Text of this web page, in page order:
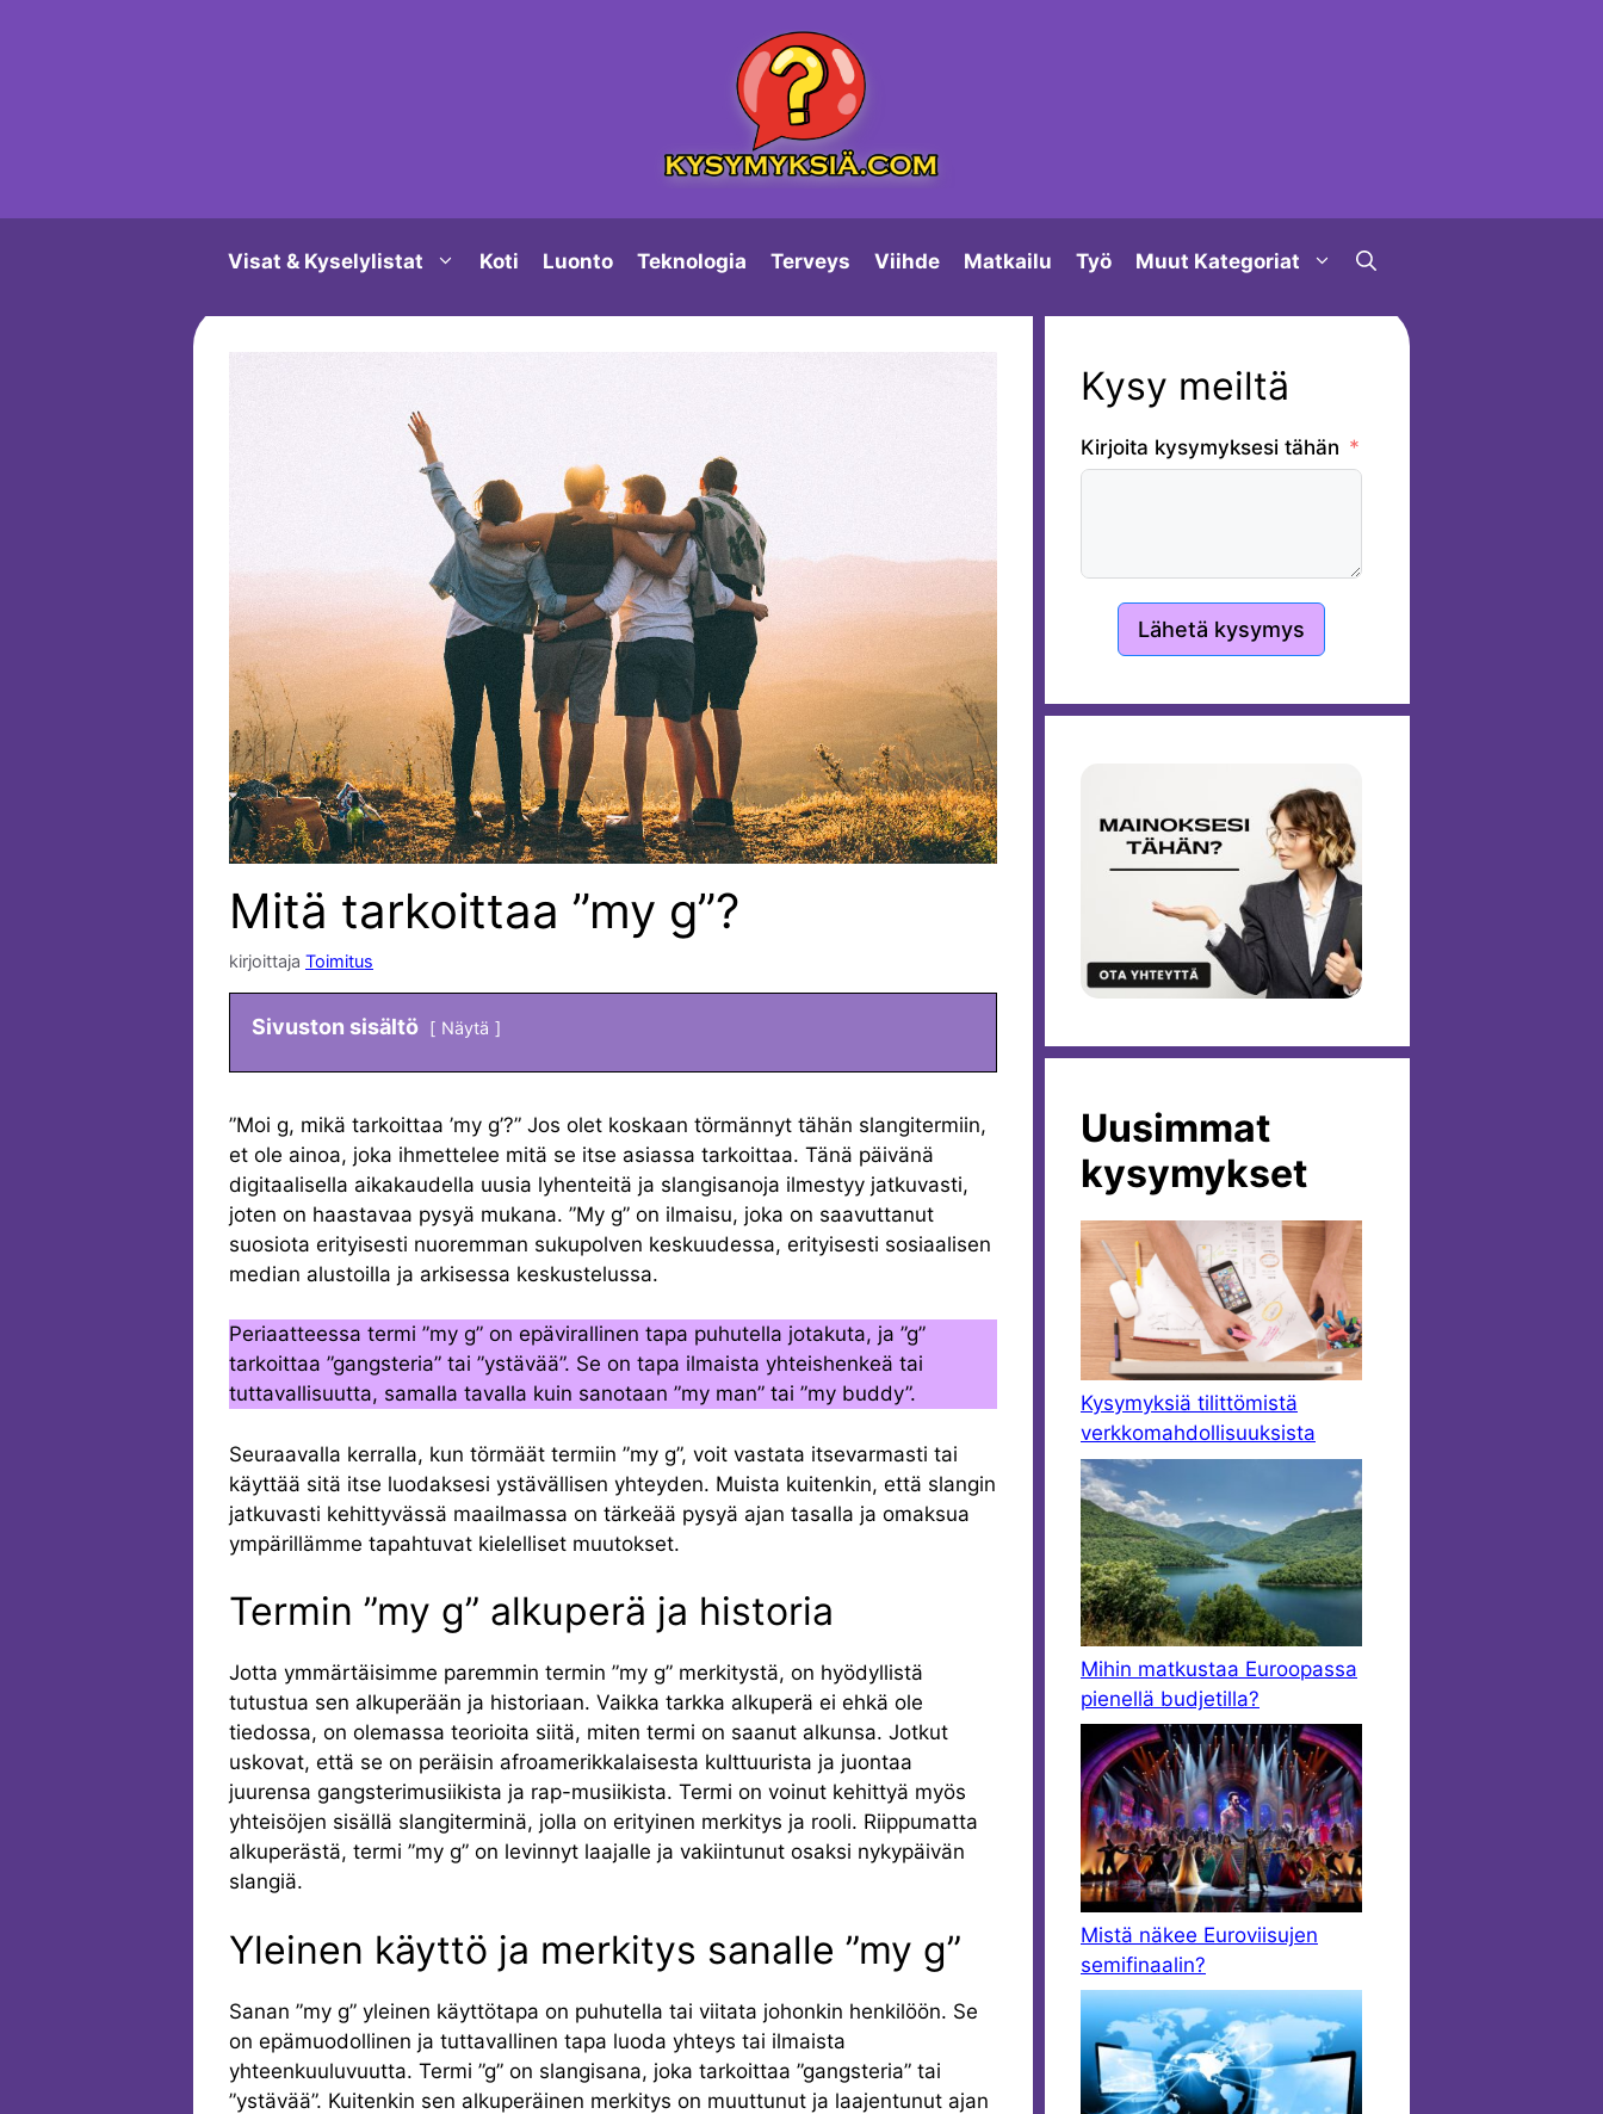
Visat & Kyselylistat Koti Luonto Teknologia Terveys Viihde Matkailu Työ Muut Kategoriat
Mitä tarkoittaa ”my g”?
kirjoittaja Toimitus
Sivuston sisältö Näytä
”Moi g, mikä tarkoittaa ’my g’?” Jos olet koskaan törmännyt tähän slangitermiin,
et ole ainoa, joka ihmettelee mitä se itse asiassa tarkoittaa. Tänä päivänä
digitaalisella aikakaudella uusia lyhenteitä ja slangisanoja ilmestyy jatkuvasti,
joten on haastavaa pysyä mukana. ”My g” on ilmaisu, joka on saavuttanut
suosiota erityisesti nuoremman sukupolven keskuudessa, erityisesti sosiaalisen
median alustoilla ja arkisessa keskustelussa.
Periaatteessa termi ”my g” on epävirallinen tapa puhutella jotakuta, ja ”g”
tarkoittaa ”gangsteria” tai ”ystävää”. Se on tapa ilmaista yhteishenkeä tai
tuttavallisuutta, samalla tavalla kuin sanotaan ”my man” tai ”my buddy”.
Seuraavalla kerralla, kun törmäät termiin ”my g”, voit vastata itsevarmasti tai
käyttää sitä itse luodaksesi ystävällisen yhteyden. Muista kuitenkin, että slangin
jatkuvasti kehittyvässä maailmassa on tärkeää pysyä ajan tasalla ja omaksua
ympärillämme tapahtuvat kielelliset muutokset.
Termin ”my g” alkuperä ja historia
Jotta ymmärtäisimme paremmin termin ”my g” merkitystä, on hyödyllistä
tutustua sen alkuperään ja historiaan. Vaikka tarkka alkuperä ei ehkä ole
tiedossa, on olemassa teorioita siitä, miten termi on saanut alkunsa. Jotkut
uskovat, että se on peräisin afroamerikkalaisesta kulttuurista ja juontaa
juurensa gangsterimusiikista ja rap-musiikista. Termi on voinut kehittyä myös
yhteisöjen sisällä slangiterminä, jolla on erityinen merkitys ja rooli. Riippumatta
alkuperästä, termi ”my g” on levinnyt laajalle ja vakiintunut osaksi nykypäivän
slangiä.
Yleinen käyttö ja merkitys sanalle ”my g”
Sanan ”my g” yleinen käyttötapa on puhutella tai viitata johonkin henkilöön. Se
on epämuodollinen ja tuttavallinen tapa luoda yhteys tai ilmaista
yhteenkuuluvuutta. Termi ”g” on slangisana, joka tarkoittaa ”gangsteria” tai
”ystävää”. Kuitenkin sen alkuperäinen merkitys on muuttunut ja laajentunut ajan
Kysy meiltä
Kirjoita kysymyksesi tähän
Lähetä kysymys
Uusimmat
kysymykset
Kysymyksiä tilittömistä
verkkomahdollisuuksista
Mihin matkustaa Euroopassa
pienellä budjetilla?
Mistä näkee Euroviisujen
semifinaalin?